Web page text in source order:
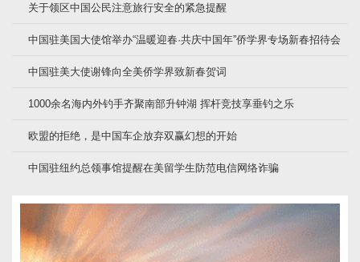
关于领区中国公民注意旅行安全的紧急提醒
中国驻美国大使馆举办“温暖迎春·共庆中国年”侨学界专场新春招待会
中国驻美大使谢锋向全美侨学界致新春贺词
1000余名海内外钓手齐聚南部升钟湖 挥杆竞技享垂钓之乐
欧盟的拒绝，是中国车企放弃双赢幻想的开始
中国驻纽约总领事馆提醒在美留学生防范电信网络诈骗